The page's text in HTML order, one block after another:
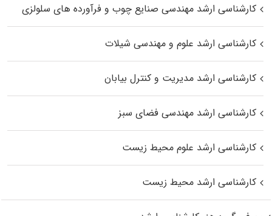
کارشناسی ارشد مهندسی صنایع چوب و فرآورده‌ های سلولزی
کارشناسی ارشد علوم و مهندسی شیلات
کارشناسی ارشد مدیریت و کنترل بیابان
کارشناسی ارشد مهندسی فضای سبز
کارشناسی ارشد علوم محیط‌ زیست
کارشناسی ارشد محیط زیست